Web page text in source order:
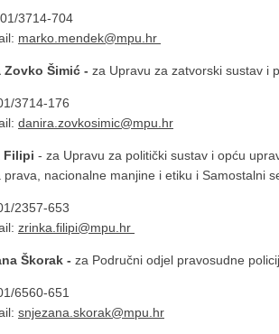
3714-704
marko.mendek@mpu.hr
Zovko Šimić - za Upravu za zatvorski sustav i
3714-176
danira.zovkosimic@mpu.hr
Filipi - za Upravu za politički sustav i opću
prava, nacionalne manjine i etiku i Samostalni
2357-653
zrinka.filipi@mpu.hr
Škorak - za Područni odjel pravosudne
6560-651
snjezana.skorak@mpu.hr